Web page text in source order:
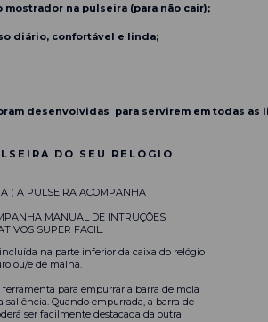
na pulseira (para não cair);
diário, confortável e linda;
desenvolvidas para servirem em todas
DO SEU RELÓGIO
( A PULSEIRA ACOMPANHA
MANUAL DE INTRUÇÕES
SUPER FACIL.
na parte inferior da caixa do relógio
ou/e de malha.
para empurrar a barra de mola
saliência. Quando empurrada, a barra de
ser facilmente destacada da outra